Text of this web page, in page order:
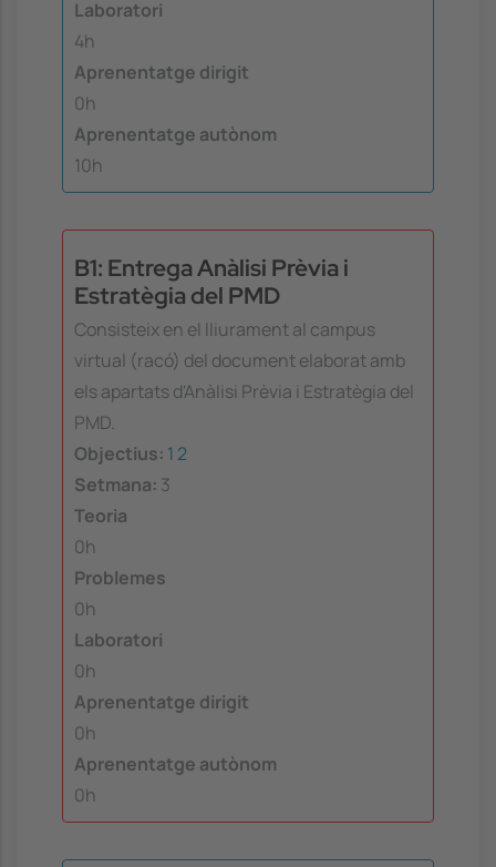
Laboratori
4h
Aprenentatge dirigit
0h
Aprenentatge autònom
10h
B1: Entrega Anàlisi Prèvia i
Estratègia del PMD
Consisteix en el lliurament al campus
virtual (racó) del document elaborat amb
els apartats d'Anàlisi Prèvia i Estratègia del
PMD.
Objectius: 1 2
Setmana: 3
Teoria
0h
Problemes
0h
Laboratori
0h
Aprenentatge dirigit
0h
Aprenentatge autònom
0h